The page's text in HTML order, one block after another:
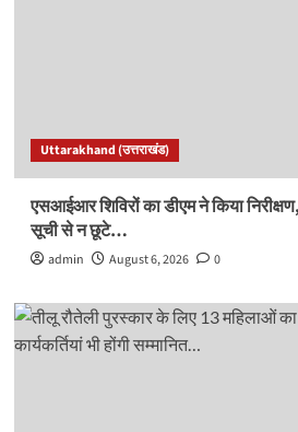
Uttarakhand (उत्तराखंड)
एसआईआर शिविरों का डीएम ने किया
सूची से न छूटे…
admin August 6, 2026 0